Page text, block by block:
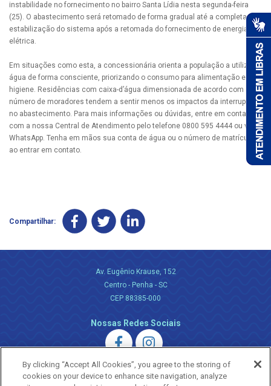
instabilidade no fornecimento no bairro Santa Lídia nesta segunda-feira
(25). O abastecimento será retomado de forma gradual até a completa
estabilização do sistema após a retomada do fornecimento de energia
elétrica.
Em situações como esta, a concessionária orienta a população a utilizar a
água de forma consciente, priorizando o consumo para alimentação e
higiene. Residências com caixa-d’água dimensionada de acordo com o
número de moradores tendem a sentir menos os impactos da interrupção
no abastecimento. Para mais informações ou dúvidas, entre em contato
com a nossa Central de Atendimento pelo telefone 0800 595 4444 ou via
WhatsApp. Tenha em mãos sua conta de água ou o número de matrícula
ao entrar em contato.
Compartilhar:
Av. Eugênio Krause, 152
Centro - Penha - SC
CEP 88385-000
Nossas Redes Sociais
By clicking “Accept All Cookies”, you agree to the storing of
cookies on your device to enhance site navigation, analyze